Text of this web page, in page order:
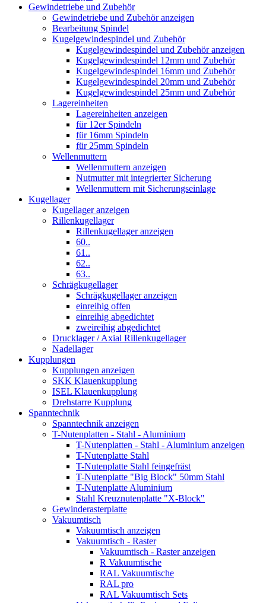
Gewindetriebe und Zubehör
Gewindetriebe und Zubehör anzeigen
Bearbeitung Spindel
Kugelgewindespindel und Zubehör
Kugelgewindespindel und Zubehör anzeigen
Kugelgewindespindel 12mm und Zubehör
Kugelgewindespindel 16mm und Zubehör
Kugelgewindespindel 20mm und Zubehör
Kugelgewindespindel 25mm und Zubehör
Lagereinheiten
Lagereinheiten anzeigen
für 12er Spindeln
für 16mm Spindeln
für 25mm Spindeln
Wellenmuttern
Wellenmuttern anzeigen
Nutmutter mit integrierter Sicherung
Wellenmuttern mit Sicherungseinlage
Kugellager
Kugellager anzeigen
Rillenkugellager
Rillenkugellager anzeigen
60..
61..
62..
63..
Schrägkugellager
Schrägkugellager anzeigen
einreihig offen
einreihig abgedichtet
zweireihig abgedichtet
Drucklager / Axial Rillenkugellager
Nadellager
Kupplungen
Kupplungen anzeigen
SKK Klauenkupplung
ISEL Klauenkupplung
Drehstarre Kupplung
Spanntechnik
Spanntechnik anzeigen
T-Nutenplatten - Stahl - Aluminium
T-Nutenplatten - Stahl - Aluminium anzeigen
T-Nutenplatte Stahl
T-Nutenplatte Stahl feingefräst
T-Nutenplatte "Big Block" 50mm Stahl
T-Nutenplatte Aluminium
Stahl Kreuznutenplatte "X-Block"
Gewinderasterplatte
Vakuumtisch
Vakuumtisch anzeigen
Vakuumtisch - Raster
Vakuumtisch - Raster anzeigen
R Vakuumtische
RAL Vakuumtische
RAL pro
RAL Vakuumtisch Sets